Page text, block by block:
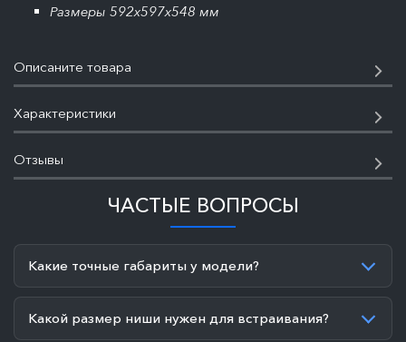
Размеры 592x597x548 мм
Описаните товара
Характеристики
Отзывы
ЧАСТЫЕ ВОПРОСЫ
Какие точные габариты у модели?
Какой размер ниши нужен для встраивания?